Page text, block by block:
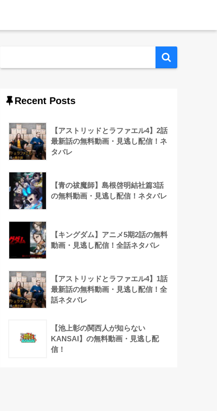
Recent Posts
【アストリッドとラファエル4】2話
最新話の無料動画・見逃し配信！ネ
タバレ
【青の祓魔師】島根啓明結社篇3話
の無料動画・見逃し配信！ネタバレ
【キングダム】アニメ5期2話の無料
動画・見逃し配信！全話ネタバレ
【アストリッドとラファエル4】1話
最新話の無料動画・見逃し配信！全
話ネタバレ
【池上彰の関西人が知らない
KANSAI】の無料動画・見逃し配
信！